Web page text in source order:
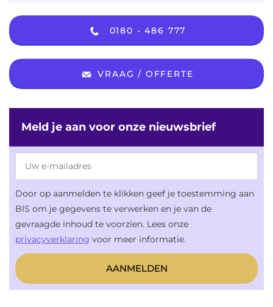
0180 - 486 777
VRAAG / OFFERTE
Meld je aan voor onze nieuwsbrief
Door op aanmelden te klikken geef je toestemming aan
BIS om je gegevens te verwerken en je van de
gevraagde inhoud te voorzien. Lees onze
privacyverklaring voor meer informatie.